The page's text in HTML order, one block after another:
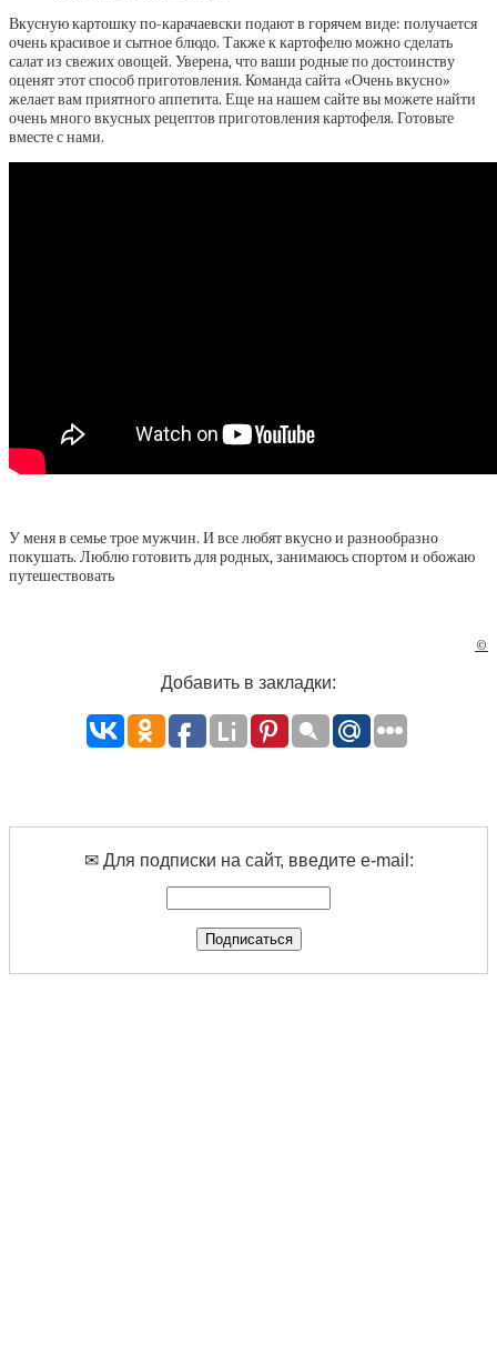
Вкусную картошку по-карачаевски подают в горячем виде: получается
очень красивое и сытное блюдо. Также к картофелю можно сделать
салат из свежих овощей. Уверена, что ваши родные по достоинству
оценят этот способ приготовления. Команда сайта «Очень вкусно»
желает вам приятного аппетита. Еще на нашем сайте вы можете найти
очень много вкусных рецептов приготовления картофеля. Готовьте
вместе с нами.
У меня в семье трое мужчин. И все любят вкусно и разнообразно
покушать. Люблю готовить для родных, занимаюсь спортом и обожаю
путешествовать
©
Добавить в закладки:
✉ Для подписки на сайт, введите e-mail: